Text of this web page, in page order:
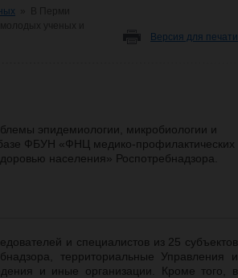
Версия для печати
эпидемиологии, микробиологии и
ФБУН «ФНЦ медико-профилактических
населения» Роспотребнадзора.
и специалистов из 25 субъектов
территориальные Управления и
и иные организации. Кроме того, в